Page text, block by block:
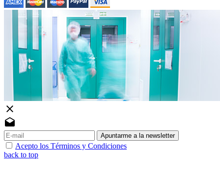
close
drafts
Apuntarme a la newsletter
Acepto los Términos y Condiciones
back to top